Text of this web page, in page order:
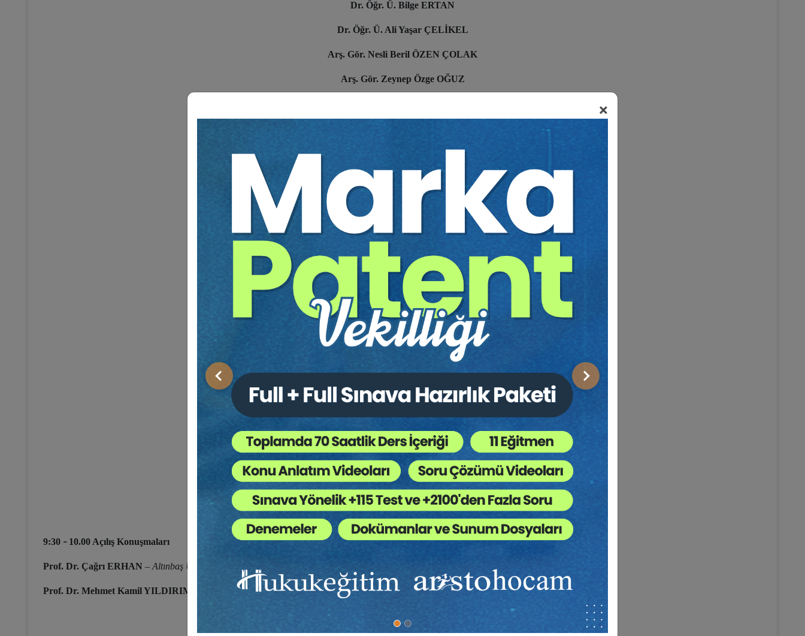
×
Önceki Sonraki
Dr. Öğr. Ü. Bilge ERTAN
Dr. Öğr. Ü. Ali Yaşar ÇELİKEL
Arş. Gör. Nesli Beril ÖZEN ÇOLAK
Arş. Gör. Zeynep Özge OĞUZ
ALTINBAŞ ÜNİVERSİTESİ HUKUK FAKÜLTESİ
MEDENİ HUKUKTA GÜNCEL GELİŞMELER SEMPOZYUMU IV
PROF. DR. ŞÜKRAN ŞIPKA’YA
MESLEKTE 40. YIL ARMAĞANI
6-7 MAYIS 2024
Yer:Altınbaş Üniversitesi Gayrettepe Yerleşkesi
100. Yıl Konferans Salonu
1. GÜN
(6 MAYIS 2024 – PAZARTESİ)
9:30 – 10.00 Açılış Konuşmaları
Prof. Dr. Çağrı ERHAN – Altınbaş Üniversitesi Rektörü
Prof. Dr. Mehmet Kamil YILDIRIM Altınbaş Üniversitesi Hukuk Fakültesi Dekanı